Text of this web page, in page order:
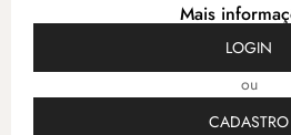
Mais
LOGIN
ou
CADASTRO